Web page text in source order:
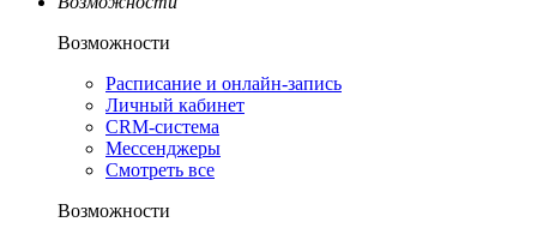
Возможности
Расписание и онлайн-запись
Личный кабинет
CRM-система
Мессенджеры
Смотреть все
Возможности